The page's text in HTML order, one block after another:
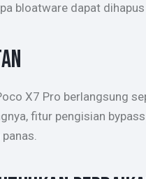
bloatware dapat
X7 Pro berlangsung
fitur pengisian